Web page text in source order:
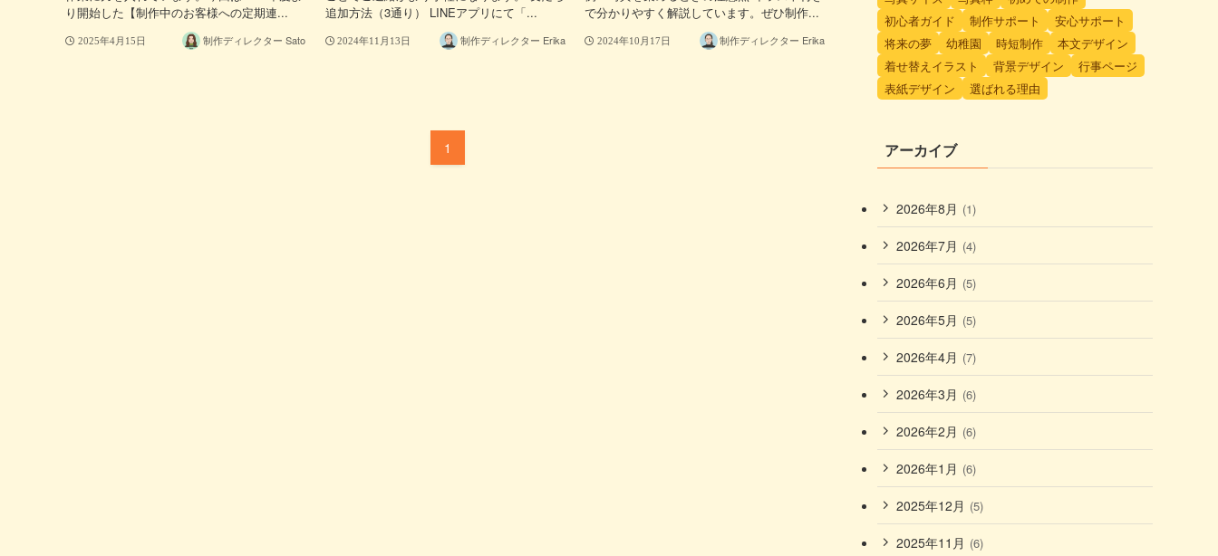
り開始した【制作中のお客様への定期連...
2025年4月15日 制作ディレクター Sato
追加方法（3通り） LINEアプリにて「...
2024年11月13日 制作ディレクター Erika
で分かりやすく解説しています。ぜひ制作...
2024年10月17日 制作ディレクター Erika
1
初心者ガイド
制作サポート
安心サポート
将来の夢
幼稚園 時短制作
本文デザイン
着せ替えイラスト
背景デザイン
行事ページ
表紙デザイン
選ばれる理由
アーカイブ
2026年8月 (1)
2026年7月 (4)
2026年6月 (5)
2026年5月 (5)
2026年4月 (7)
2026年3月 (6)
2026年2月 (6)
2026年1月 (6)
2025年12月 (5)
2025年11月 (6)